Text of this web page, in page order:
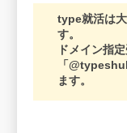
type就活は
す。
ドメイン指
「
ます。